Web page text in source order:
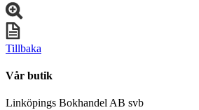
Tillbaka
Vår butik
Linköpings Bokhandel AB svb